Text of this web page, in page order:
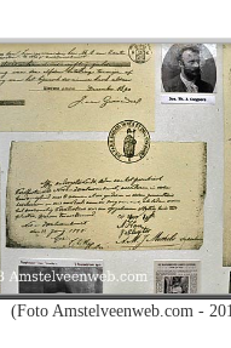
(Foto Amstelveenweb.com -